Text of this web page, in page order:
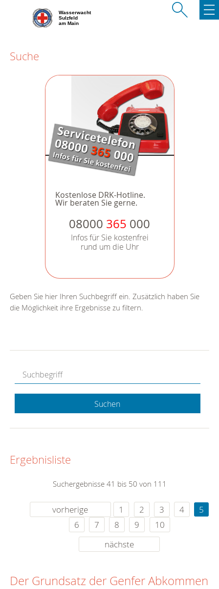
Wasserwacht
Sulzfeld
am Main
Suche
Kostenlose DRK-Hotline.
Wir beraten Sie gerne.
08000 365 000
Infos für Sie kostenfrei
rund um die Uhr
Geben Sie hier Ihren Suchbegriff ein. Zusätzlich haben Sie
die Möglichkeit ihre Ergebnisse zu filtern.
Suchen
Ergebnisliste
Suchergebnisse 41 bis 50 von 111
vorherige 1 2 3 4
5
6
7 8 9
10
nächste
Der Grundsatz der Genfer Abkommen